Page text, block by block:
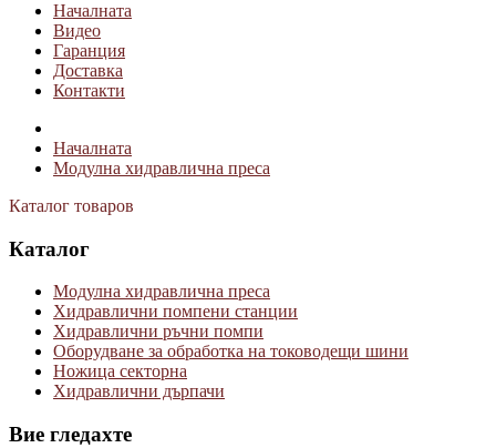
Началната
Видео
Гаранция
Доставка
Контакти
Началната
Модулна хидравлична преса
Каталог товаров
Каталог
Модулна хидравлична преса
Хидравлични помпени станции
Хидравлични ръчни помпи
Оборудване за обработка на тоководещи шини
Ножица секторна
Хидравлични дърпачи
Вие гледахте